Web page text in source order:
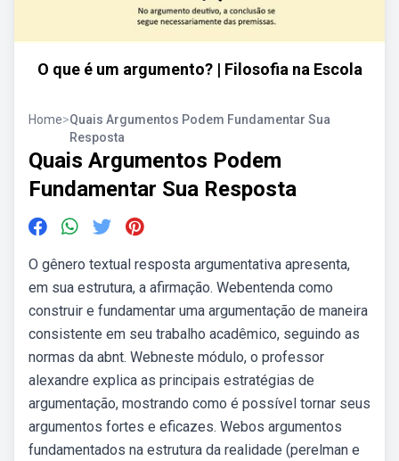
O que é um argumento? | Filosofia na Escola
Home>Quais Argumentos Podem Fundamentar Sua
Resposta
Quais Argumentos Podem
Fundamentar Sua Resposta
O gênero textual resposta argumentativa apresenta,
em sua estrutura, a afirmação. Webentenda como
construir e fundamentar uma argumentação de maneira
consistente em seu trabalho acadêmico, seguindo as
normas da abnt. Webneste módulo, o professor
alexandre explica as principais estratégias de
argumentação, mostrando como é possível tornar seus
argumentos fortes e eficazes. Webos argumentos
fundamentados na estrutura da realidade (perelman e